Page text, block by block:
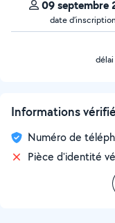
09 septembre
date d’inscription
Informations
Numéro de
Pièce d'identité